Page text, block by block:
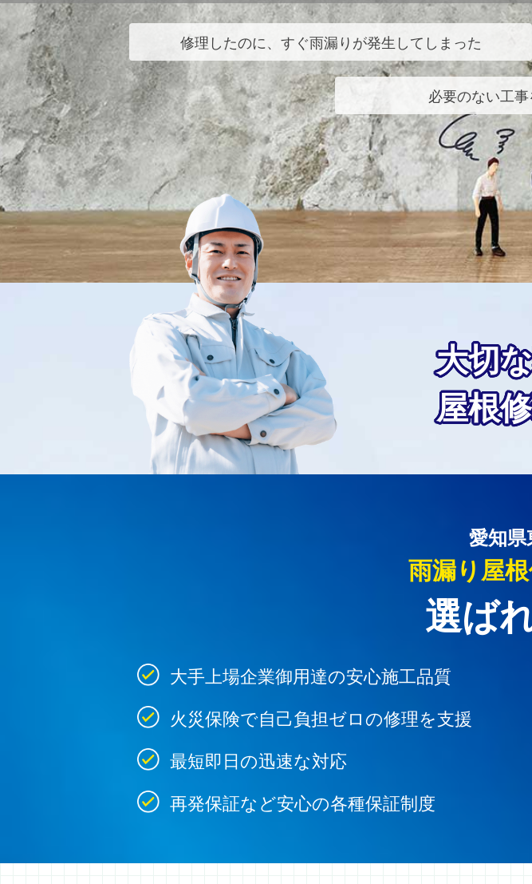
修理したのに、すぐ雨漏りが発生してしまった
必要のない工
大切
屋根
愛知
雨漏り屋
選ば
大手上場企業御用達の安心施工品質
火災保険で自己負担ゼロの修理を支援
最短即日の迅速な対応
再発保証など安心の各種保証制度